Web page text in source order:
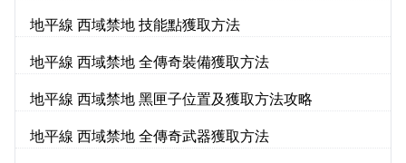
地平線 西域禁地 技能點獲取方法
地平線 西域禁地 全傳奇裝備獲取方法
地平線 西域禁地 黑匣子位置及獲取方法攻略
地平線 西域禁地 全傳奇武器獲取方法